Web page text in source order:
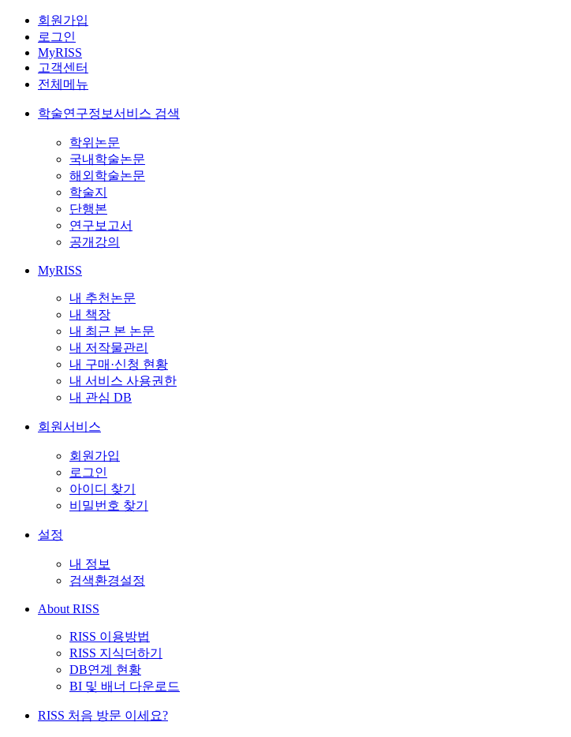
회원가입
로그인
MyRISS
고객센터
전체메뉴
학술연구정보서비스 검색
학위논문
국내학술논문
해외학술논문
학술지
단행본
연구보고서
공개강의
MyRISS
내 추천논문
내 책장
내 최근 본 논문
내 저작물관리
내 구매·신청 현황
내 서비스 사용권한
내 관심 DB
회원서비스
회원가입
로그인
아이디 찾기
비밀번호 찾기
설정
내 정보
검색환경설정
About RISS
RISS 이용방법
RISS 지식더하기
DB연계 현황
BI 및 배너 다운로드
RISS 처음 방문 이세요?